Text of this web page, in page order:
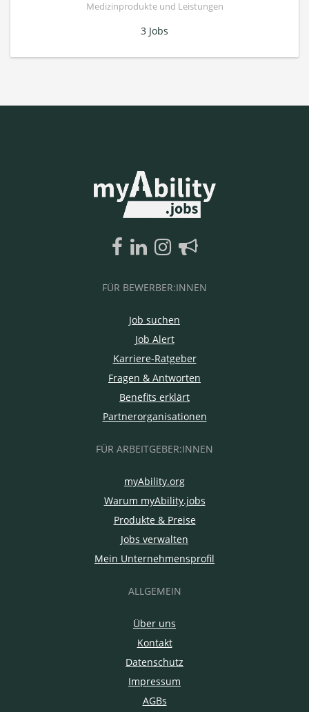
Medizinprodukte und Leistungen
3 Jobs
FÜR BEWERBER:INNEN
Job suchen
Job Alert
Karriere-Ratgeber
Fragen & Antworten
Benefits erklärt
Partnerorganisationen
FÜR ARBEITGEBER:INNEN
myAbility.org
Warum myAbility.jobs
Produkte & Preise
Jobs verwalten
Mein Unternehmensprofil
ALLGEMEIN
Über uns
Kontakt
Datenschutz
Impressum
AGBs